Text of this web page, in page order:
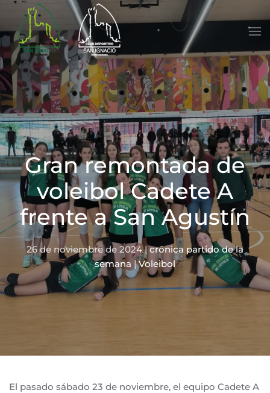
Skip to main content
Gran remontada de
voleibol Cadete A
frente a San Agustín
26 de noviembre de 2024|crónica partido de la
semana |Voleibol
El pasado sábado 23 de noviembre, el equipo Cadete A